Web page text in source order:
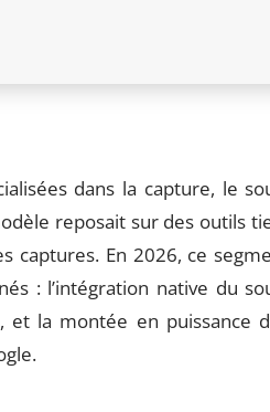
dans la capture, le
reposait sur des outils
captures. En 2026, ce
: l’intégration native du
la montée en puissance